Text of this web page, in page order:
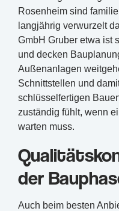
Rosenheim sind
langjährig verwurzelt
GmbH Gruber etwa ist
und decken
Außenanlagen
Schnittstellen und
schlüsselfertigen
zuständig fühlt, wenn
warten muss.
der
Auch beim besten